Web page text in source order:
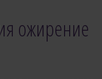
ожирение